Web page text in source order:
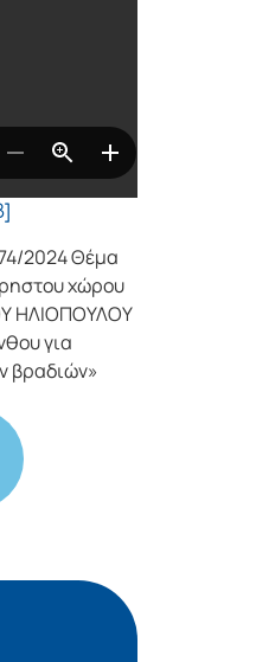
2024 Θέμα
χώρου
ΗΛΙΟΠΟΥΛΟΥ
για
βραδιών»